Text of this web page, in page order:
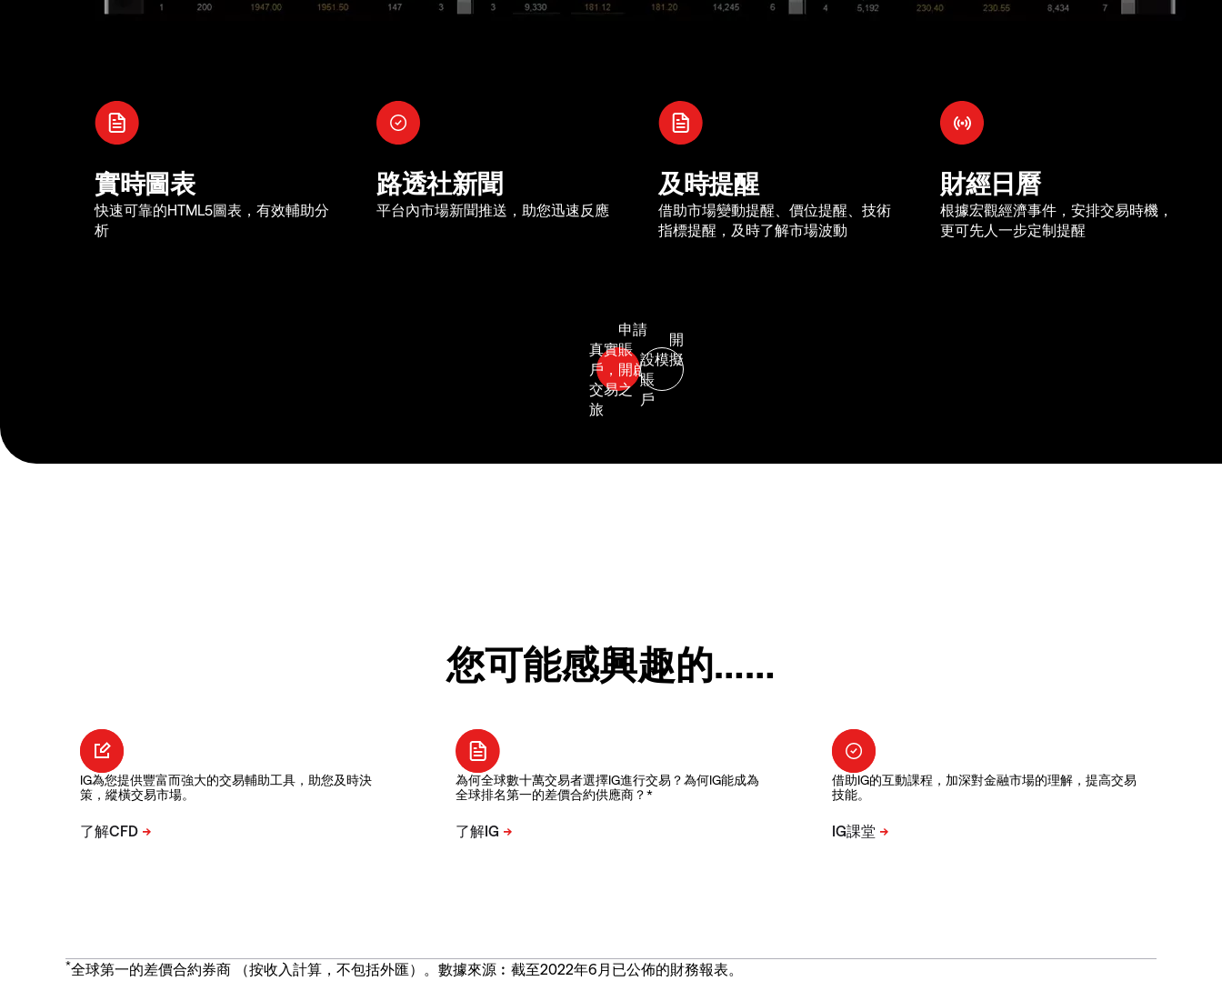
實時圖表
快速可靠的HTML5圖表，有效輔助分
析
路透社新聞
平台內市場新聞推送，助您迅速反應
及時提醒
借助市場變動提醒、價位提醒、技術
指標提醒，及時了解市場波動
財經日曆
根據宏觀經濟事件，安排交易時機，
更可先人一步定制提醒
您可能感興趣的……
IG為您提供豐富而強大的交易輔助工具，助您及時決
策，縱橫交易市場。
為何全球數十萬交易者選擇IG進行交易？為何IG能成為
全球排名第一的差價合約供應商？*
借助IG的互動課程，加深對金融市場的理解，提高交易
技能。
*全球第一的差價合約券商 （按收入計算，不包括外匯）。數據來源︰截至2022年6月已公佈的財務報表。